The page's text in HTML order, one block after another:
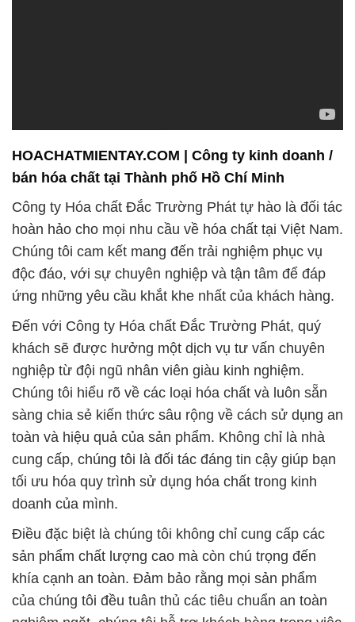
HOACHATMIENTAY.COM | Công ty kinh doanh /
bán hóa chất tại Thành phố Hồ Chí Minh
Công ty Hóa chất Đắc Trường Phát tự hào là đối tác
hoàn hảo cho mọi nhu cầu về hóa chất tại Việt Nam.
Chúng tôi cam kết mang đến trải nghiệm phục vụ
độc đáo, với sự chuyên nghiệp và tận tâm để đáp
ứng những yêu cầu khắt khe nhất của khách hàng.
Đến với Công ty Hóa chất Đắc Trường Phát, quý
khách sẽ được hưởng một dịch vụ tư vấn chuyên
nghiệp từ đội ngũ nhân viên giàu kinh nghiệm.
Chúng tôi hiểu rõ về các loại hóa chất và luôn sẵn
sàng chia sẻ kiến thức sâu rộng về cách sử dụng an
toàn và hiệu quả của sản phẩm. Không chỉ là nhà
cung cấp, chúng tôi là đối tác đáng tin cậy giúp bạn
tối ưu hóa quy trình sử dụng hóa chất trong kinh
doanh của mình.
Điều đặc biệt là chúng tôi không chỉ cung cấp các
sản phẩm chất lượng cao mà còn chú trọng đến
khía cạnh an toàn. Đảm bảo rằng mọi sản phẩm
của chúng tôi đều tuân thủ các tiêu chuẩn an toàn